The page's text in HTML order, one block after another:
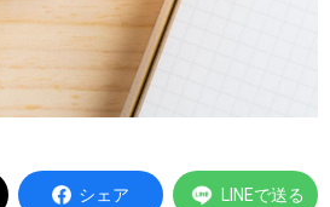
シェア LINEで送る